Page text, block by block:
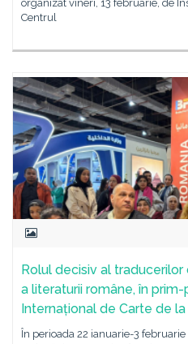
organizat vineri, 13 februarie, de
Centrul
Rolul decisiv al
a literaturii române, în prim-
Internațional de Carte de la
În perioada 22 ianuarie-3